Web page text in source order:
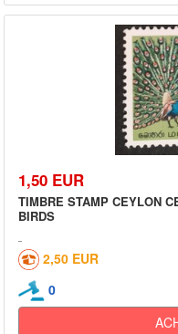
1,50 EUR
TIMBRE STAMP CEYLON
BIRDS
2,50 EUR
0